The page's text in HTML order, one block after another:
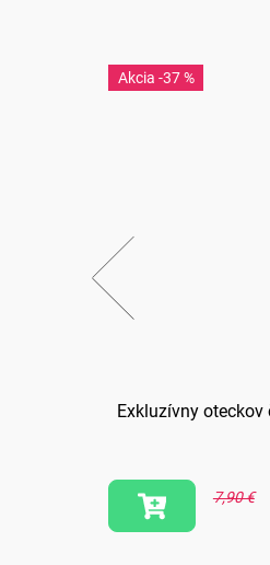
-37 %
Exkluzívny oteckov
7,90 €